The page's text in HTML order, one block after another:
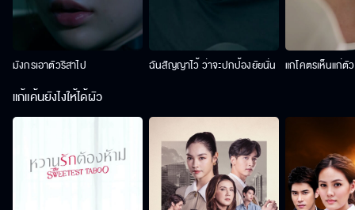
มังกรเอาตัวริสาไป ฉันสัญญาไว้ ว่าจะปกป้องยัยนั่น แกโคตรเห็นแก่ตั
แก้แค้นยังไงให้ได้ผัว